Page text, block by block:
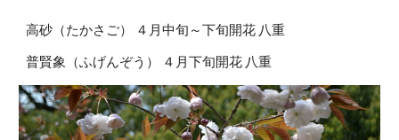
高砂（たかさご） ４月中旬～下旬開花 八重
普賢象（ふげんぞう） ４月下旬開花 八重